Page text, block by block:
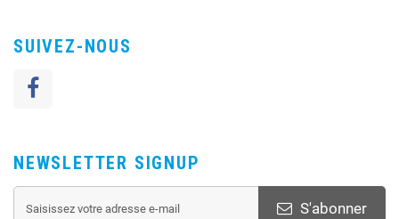
SUIVEZ-NOUS
NEWSLETTER SIGNUP
S'abonner